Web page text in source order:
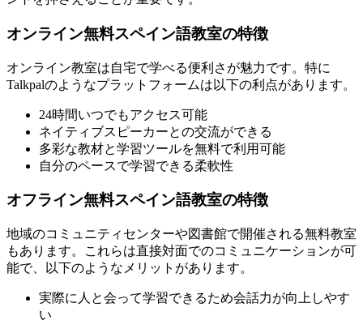
オンライン無料スペイン語教室の特徴
オンライン教室は自宅で学べる便利さが魅力です。特に
Talkpalのようなプラットフォームは以下の利点があります。
24時間いつでもアクセス可能
ネイティブスピーカーとの交流ができる
多彩な教材と学習ツールを無料で利用可能
自分のペースで学習できる柔軟性
オフライン無料スペイン語教室の特徴
地域のコミュニティセンターや図書館で開催される無料教室
もあります。これらは直接対面でのコミュニケーションが可
能で、以下のようなメリットがあります。
実際に人と会って学習できるため会話力が向上しやす
い